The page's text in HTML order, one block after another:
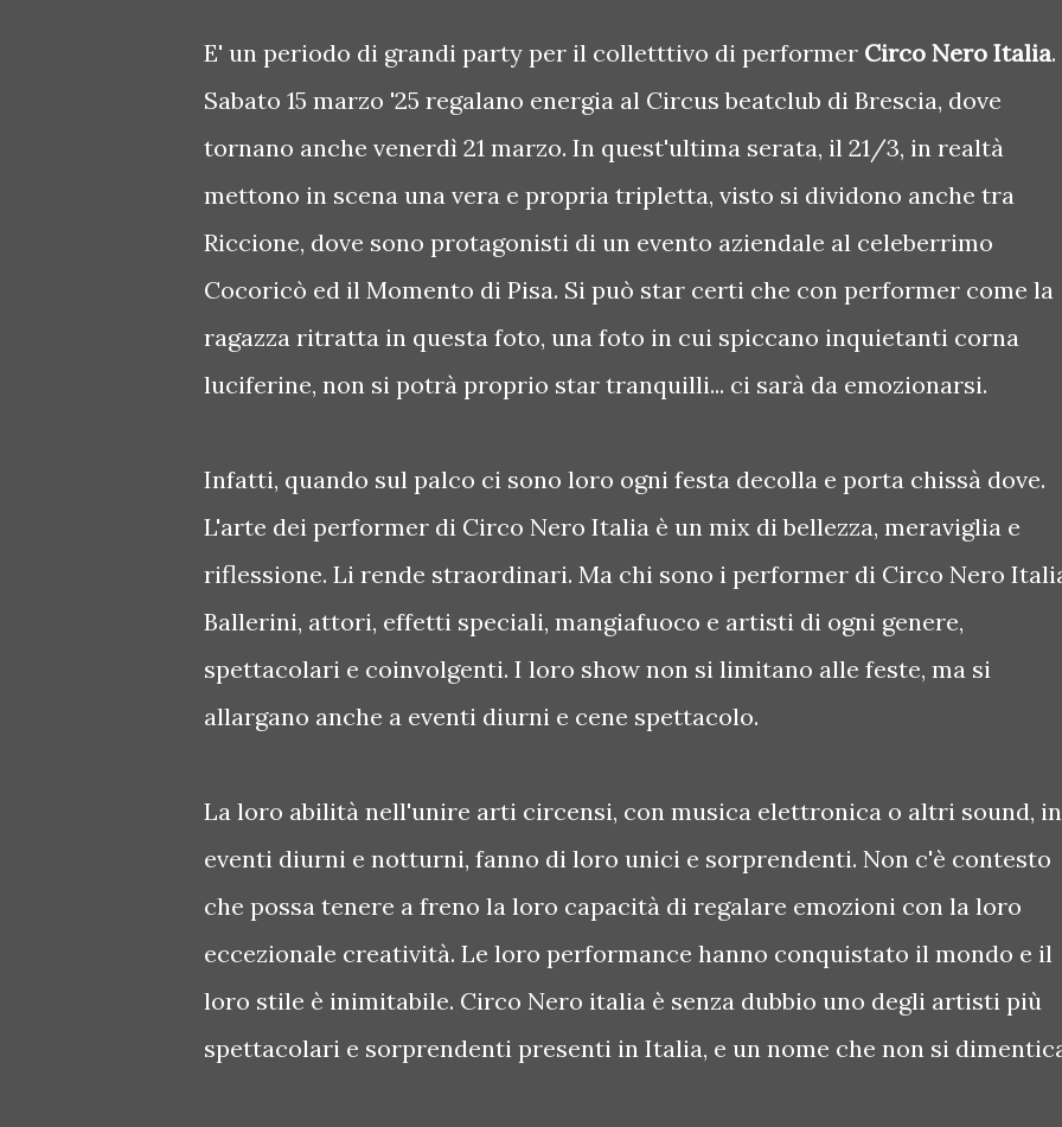
E' un periodo di grandi party per il colletttivo di performer Circo Nero Italia.
Sabato 15 marzo '25 regalano energia al Circus beatclub di Brescia, dove
tornano anche venerdì 21 marzo. In quest'ultima serata, il 21/3, in realtà
mettono in scena una vera e propria tripletta, visto si dividono anche tra
Riccione, dove sono protagonisti di un evento aziendale al celeberrimo
Cocoricò ed il Momento di Pisa. Si può star certi che con performer come la
ragazza ritratta in questa foto, una foto in cui spiccano inquietanti corna
luciferine, non si potrà proprio star tranquilli... ci sarà da emozionarsi.
Infatti, quando sul palco ci sono loro ogni festa decolla e porta chissà dove.
L'arte dei performer di Circo Nero Italia è un mix di bellezza, meraviglia e
riflessione. Li rende straordinari. Ma chi sono i performer di Circo Nero
Ballerini, attori, effetti speciali, mangiafuoco e artisti di ogni genere,
spettacolari e coinvolgenti. I loro show non si limitano alle feste, ma si
allargano anche a eventi diurni e cene spettacolo.
La loro abilità nell'unire arti circensi, con musica elettronica o altri sound, in
eventi diurni e notturni, fanno di loro unici e sorprendenti. Non c'è contesto
che possa tenere a freno la loro capacità di regalare emozioni con la loro
eccezionale creatività. Le loro performance hanno conquistato il mondo e il
loro stile è inimitabile. Circo Nero italia è senza dubbio uno degli artisti più
spettacolari e sorprendenti presenti in Italia, e un nome che non si